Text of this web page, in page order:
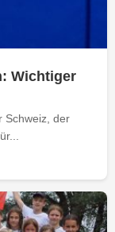
Wichtiger
Schweiz, der